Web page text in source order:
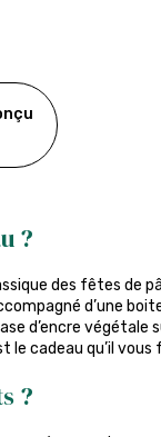
?
des fêtes de
d’une
d’encre végétale
le cadeau qu’il vous
?